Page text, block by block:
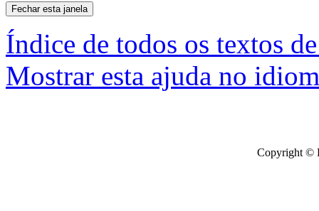
Índice de todos os textos
Mostrar esta ajuda no
Copyright ©